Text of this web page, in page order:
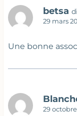
betsa
29 mars
Une bonne
29 octobre